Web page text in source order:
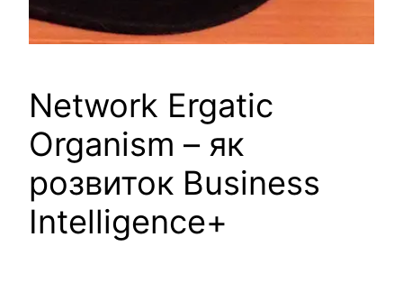
Network Ergatic
Organism – як
розвиток Business
Intelligence+